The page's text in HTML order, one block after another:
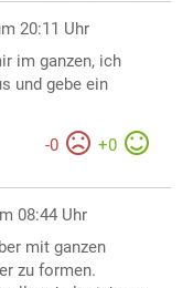
20:11 Uhr
im ganzen, ich
und gebe ein
-0 +0
08:44 Uhr
mit ganzen
zu formen.